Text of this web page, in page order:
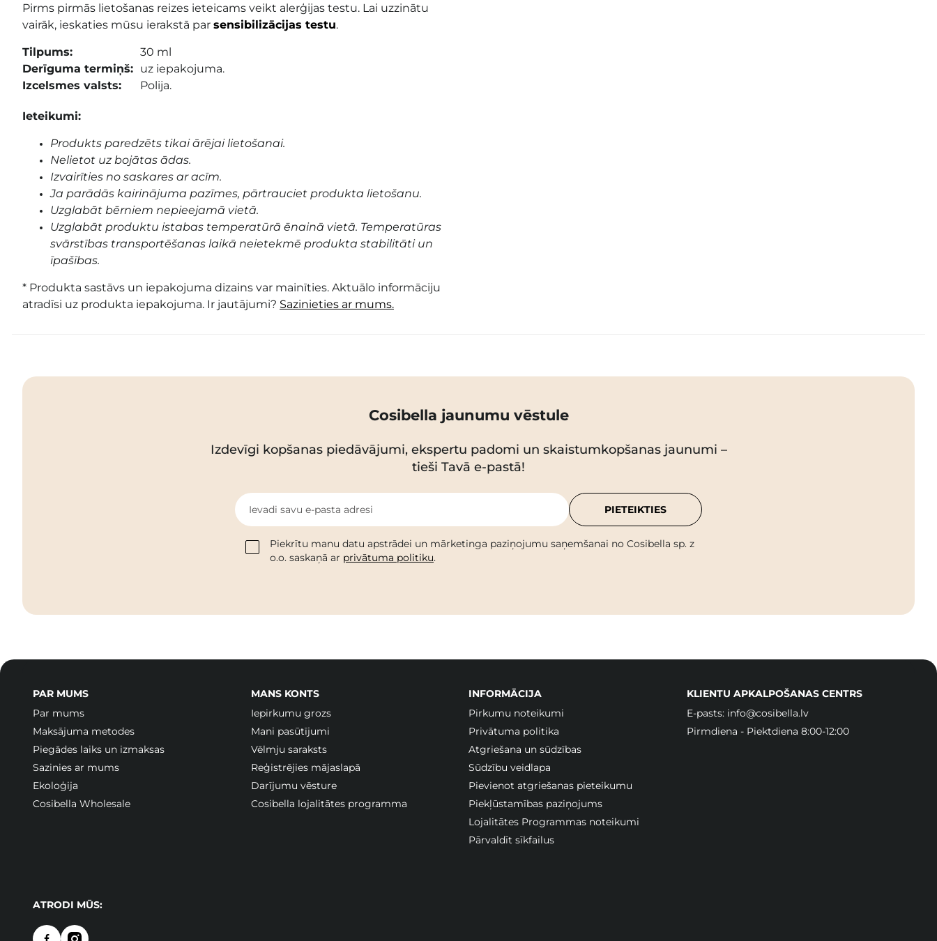
Pirms pirmās lietošanas reizes ieteicams veikt alerģijas testu. Lai uzzinātu
vairāk, ieskaties mūsu ierakstā par sensibilizācijas testu.
Tilpums:
30 ml
Derīguma termiņš: uz iepakojuma.
Izcelsmes valsts:
Polija.
Ieteikumi:
Produkts paredzēts tikai ārējai lietošanai.
Nelietot uz bojātas ādas.
Izvairīties no saskares ar acīm.
Ja parādās kairinājuma pazīmes, pārtrauciet produkta lietošanu.
Uzglabāt bērniem nepieejamā vietā.
Uzglabāt produktu istabas temperatūrā ēnainā vietā. Temperatūras
svārstības transportēšanas laikā neietekmē produkta stabilitāti un
īpašības.
* Produkta sastāvs un iepakojuma dizains var mainīties. Aktuālo informāciju
atradīsi uz produkta iepakojuma. Ir jautājumi? Sazinieties ar mums.
Cosibella jaunumu vēstule
Izdevīgi kopšanas piedāvājumi, ekspertu padomi un skaistumkopšanas jaunumi –
tieši Tavā e-pastā!
Ievadi savu e-pasta adresi
Piekrītu manu datu apstrādei un mārketinga paziņojumu saņemšanai no Cosibella sp. z
o.o. saskaņā ar privātuma politiku.
PIETEIKTIES
PAR MUMS
Par mums
Maksājuma metodes
Piegādes laiks un izmaksas
Sazinies ar mums
Ekoloģija
Cosibella Wholesale
MANS KONTS
Iepirkumu grozs
Mani pasūtījumi
Vēlmju saraksts
Reģistrējies mājaslapā
Darījumu vēsture
Cosibella lojalitātes programma
INFORMĀCIJA
Pirkumu noteikumi
Privātuma politika
Atgriešana un sūdzības
Sūdzību veidlapa
Pievienot atgriešanas pieteikumu
Piekļūstamības paziņojums
Lojalitātes Programmas noteikumi
Pārvaldīt sīkfailus
KLIENTU APKALPOŠANAS CENTRS
E-pasts: info@cosibella.lv
Pirmdiena - Piektdiena 8:00-12:00
ATRODI MŪS: